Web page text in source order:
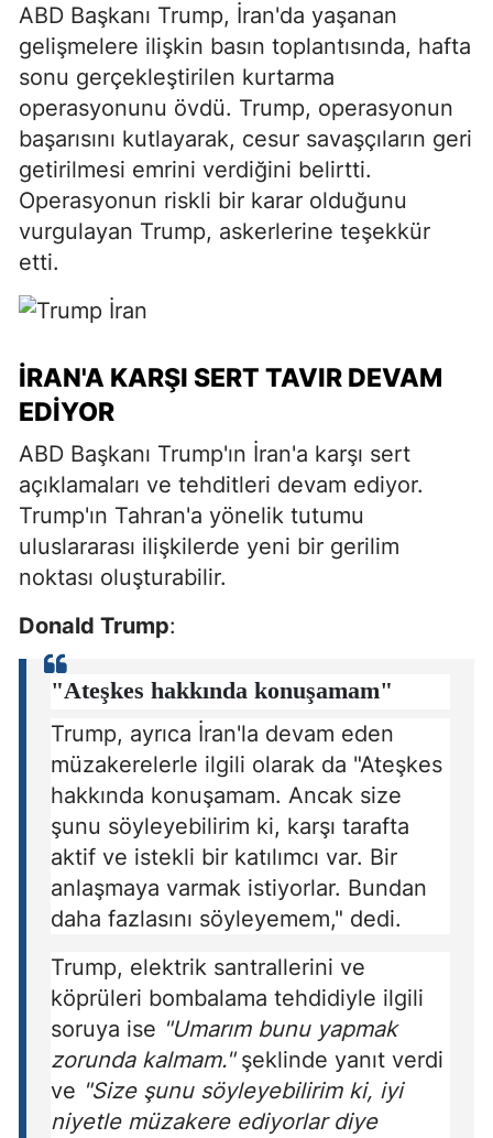
ABD Başkanı Trump, İran'da yaşanan
gelişmelere ilişkin basın toplantısında, hafta
sonu gerçekleştirilen kurtarma
operasyonunu övdü. Trump, operasyonun
başarısını kutlayarak, cesur savaşçıların geri
getirilmesi emrini verdiğini belirtti.
Operasyonun riskli bir karar olduğunu
vurgulayan Trump, askerlerine teşekkür
etti.
İRAN'A KARŞI SERT TAVIR DEVAM
EDIYOR
ABD Başkanı Trump'ın İran'a karşı sert
açıklamaları ve tehditleri devam ediyor.
Trump'ın Tahran'a yönelik tutumu
uluslararası ilişkilerde yeni bir gerilim
noktası oluşturabilir.
Donald Trump:
"Ateşkes hakkında konuşamam"
Trump, ayrıca İran'la devam eden
müzakerelerle ilgili olarak da "Ateşkes
hakkında konuşamam. Ancak size
şunu söyleyebilirim ki, karşı tarafta
aktif ve istekli bir katılımcı var. Bir
anlaşmaya varmak istiyorlar. Bundan
daha fazlasını söyleyemem," dedi.
Trump, elektrik santrallerini ve
köprüleri bombalama tehdidiyle ilgili
soruya ise "Umarım bunu yapmak
zorunda kalmam."şeklinde yanıt verdi
ve "Size şunu söyleyebilirim ki, iyi
niyetle müzakere ediyorlar diye